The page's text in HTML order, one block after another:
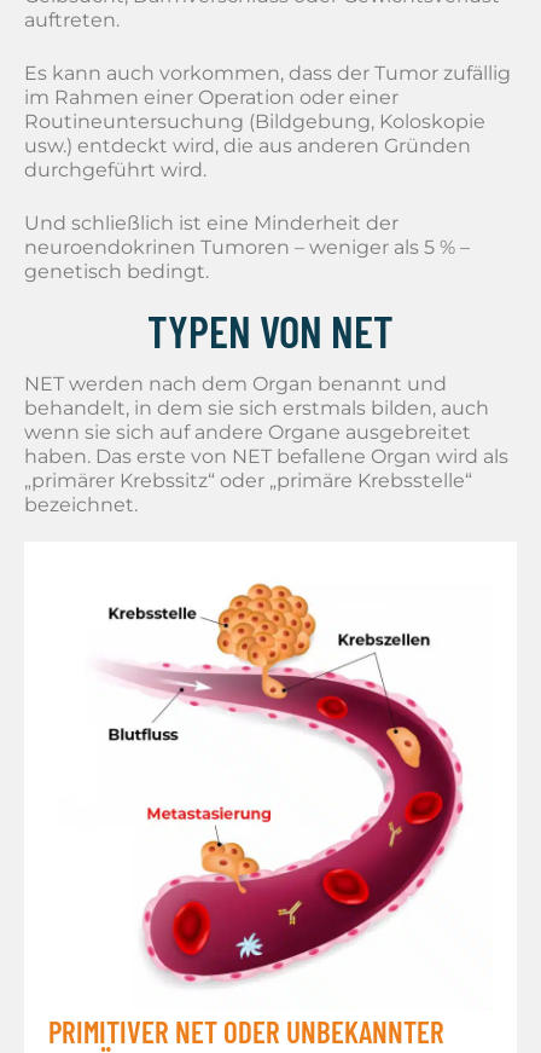
auftreten.
Es kann auch vorkommen, dass der Tumor zufällig
im Rahmen einer Operation oder einer
Routineuntersuchung (Bildgebung, Koloskopie
usw.) entdeckt wird, die aus anderen Gründen
durchgeführt wird.
Und schließlich ist eine Minderheit der
neuroendokrinen Tumoren – weniger als 5 % –
genetisch bedingt.
TYPEN VON NET
NET werden nach dem Organ benannt und
behandelt, in dem sie sich erstmals bilden, auch
wenn sie sich auf andere Organe ausgebreitet
haben. Das erste von NET befallene Organ wird als
„primärer Krebssitz“ oder „primäre Krebsstelle“
bezeichnet.
PRIMITIVER NET ODER UNBEKANNTER